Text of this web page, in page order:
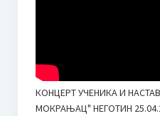
КОНЦЕРТ УЧЕНИКА И
МОКРАЊАЦ" НЕГОТИН